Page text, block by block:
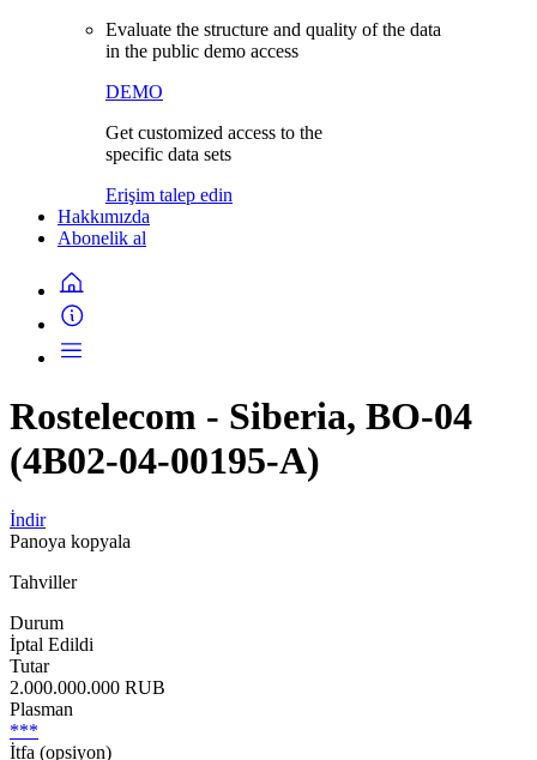
Evaluate the structure and quality of the data
in the public demo access
DEMO
Get customized access to the
specific data sets
Erişim talep edin
Hakkımızda
Abonelik al
Rostelecom - Siberia, BO-04
(4B02-04-00195-A)
İndir
Panoya kopyala
Tahviller
Durum
İptal Edildi
Tutar
2.000.000.000 RUB
Plasman
***
İtfa (opsiyon)